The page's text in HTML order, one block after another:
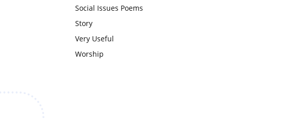
महिलाएं, करती हैं देवी सावित्री और
Social Issues Poems
Story
Very Useful
Worship